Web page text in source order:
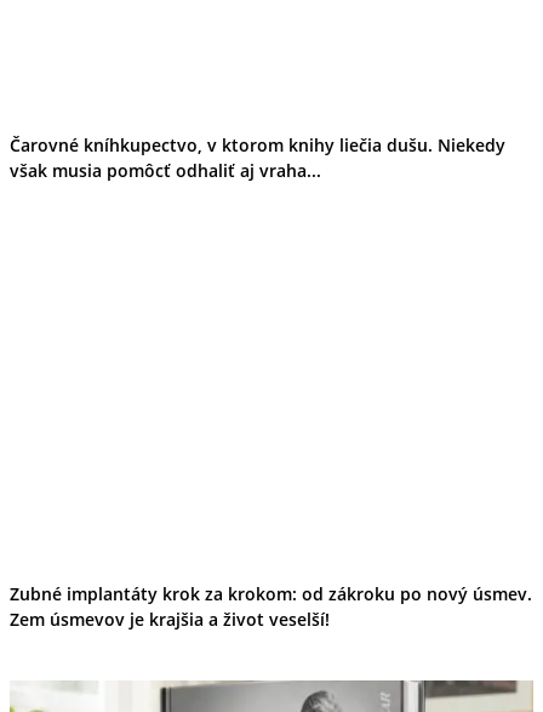
Čarovné kníhkupectvo, v ktorom knihy liečia dušu. Niekedy
však musia pomôcť odhaliť aj vraha...
Zubné implantáty krok za krokom: od zákroku po nový úsmev.
Zem úsmevov je krajšia a život veselší!